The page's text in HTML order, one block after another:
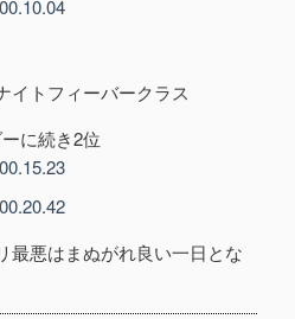
イトフィーバークラス
に続き2位
最悪はまぬがれ良い一日とな